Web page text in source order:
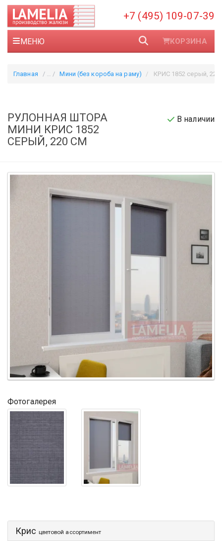
+7 (495) 109-07-39
МЕНЮ КОРЗИНА
Главная Мини (без короба на раму) КРИС 1852 серый, 220
РУЛОННАЯ ШТОРА
МИНИ КРИС 1852
СЕРЫЙ, 220 СМ
В наличии
Фотогалерея
Крис цветовой ассортимент